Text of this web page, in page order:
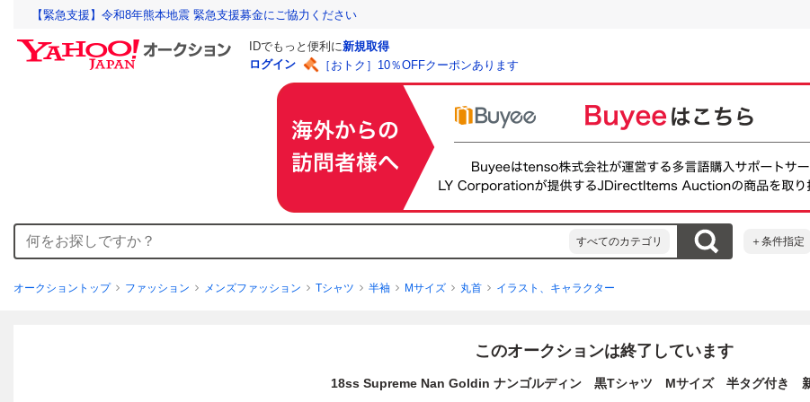
【緊急支援】令和8年熊本地震 緊急支援募金にご協力ください
IDでもっと便利に新規取得
ログイン
［おトク］10％OFFクーポンあります
すべてのカテゴリ ＋条件指定
オークショントップ ファッション メンズファッション Tシャツ 半袖 Mサイズ 丸首 イラスト、キャラクター
このオークションは終了しています
18ss Supreme Nan Goldin ナンゴルディン 黒Tシャツ Mサイズ 半タグ付き